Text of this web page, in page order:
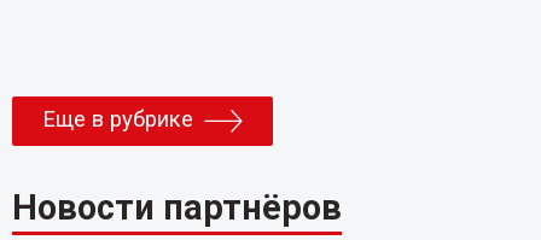
Еще в рубрике
Новости партнёров